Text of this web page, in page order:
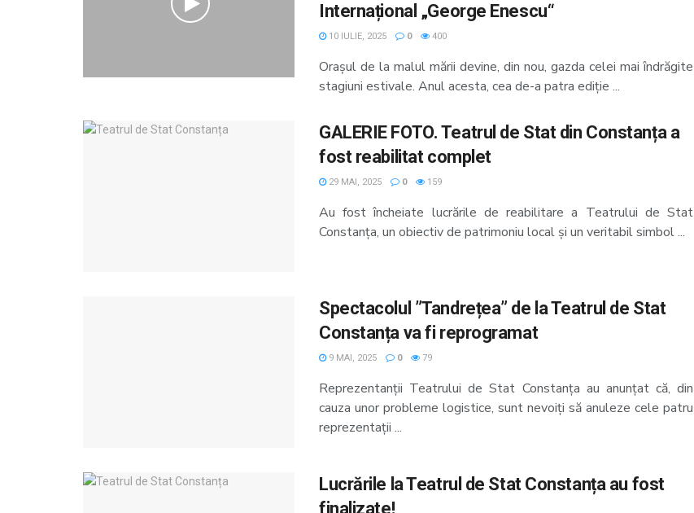
Internațional „George Enescu“
10 IULIE, 2025 0 400
Orașul de la malul mării devine, din nou, gazda celei mai îndrăgite
stagiuni estivale. Anul acesta, cea de-a patra ediție ...
GALERIE FOTO. Teatrul de Stat din Constanța a
fost reabilitat complet
29 MAI, 2025 0 159
Au fost încheiate lucrările de reabilitare a Teatrului de Stat
Constanța, un obiectiv de patrimoniu local și un veritabil simbol ...
Spectacolul ”Tandrețea” de la Teatrul de Stat
Constanța va fi reprogramat
9 MAI, 2025 0 79
Reprezentanții Teatrului de Stat Constanța au anunțat că, din
cauza unor probleme logistice, sunt nevoiți să anuleze cele patru
reprezentații ...
Lucrările la Teatrul de Stat Constanța au fost
finalizate!